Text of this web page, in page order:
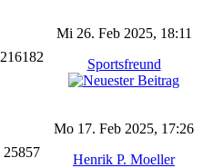
216182
Mi 26. Feb 2025, 18:11
Sportsfreund
25857
Mo 17. Feb 2025, 17:26
Henrik P. Moeller